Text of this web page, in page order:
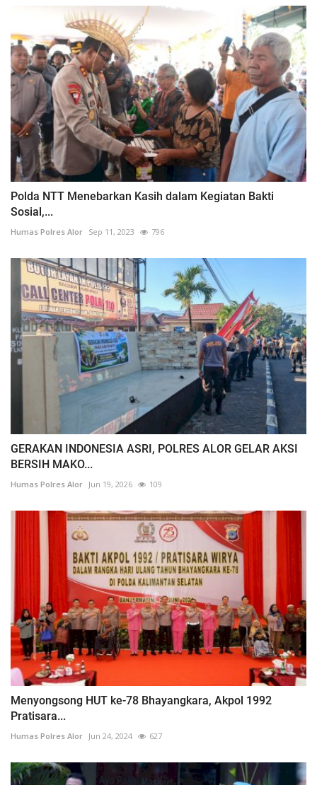
Polda NTT Menebarkan Kasih dalam Kegiatan Bakti
Sosial,...
Humas Polres Alor Sep 11, 2023 796
GERAKAN INDONESIA ASRI, POLRES ALOR GELAR AKSI
BERSIH MAKO...
Humas Polres Alor Jun 19, 2026 109
Menyongsong HUT ke-78 Bhayangkara, Akpol 1992
Pratisara...
Humas Polres Alor Jun 24, 2024 627